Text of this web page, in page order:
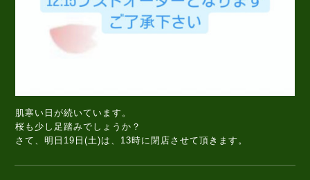
肌寒い日が続いています。
桜も少し足踏みでしょうか？
さて、明日19日(土)は、13時に閉店させて頂きます。